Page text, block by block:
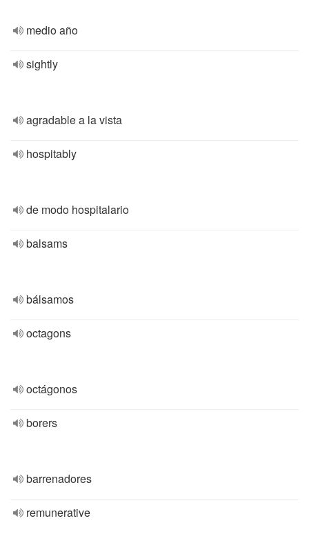
medio año
sightly
agradable a la vista
hospitably
de modo hospitalario
balsams
bálsamos
octagons
octágonos
borers
barrenadores
remunerative